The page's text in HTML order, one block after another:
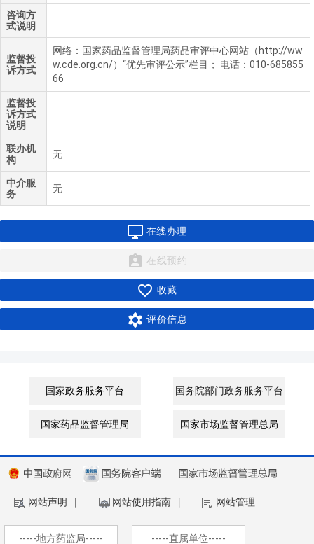
咨询方
式说明
监督投
诉方式
网络：国家药品监督管理局药品审评中心网站（http://ww
w.cde.org.cn/）“优先审评公示”栏目； 电话：010-685855
66
监督投
诉方式
说明
联办机
构
无
中介服
务
无
 在线办理
 在线预约
 收藏
 评价信息
国家政务服务平台 国务院部门政务服务平台
国家药品监督管理局 国家市场监督管理总局
网站声明 网站使用指南 网站管理
-----地方药监局----- -----直属单位-----